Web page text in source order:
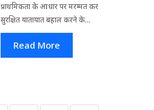
प्राथमिकता के आधार पर मरम्मत कर
सुरक्षित यातायात बहाल करने के...
Read More